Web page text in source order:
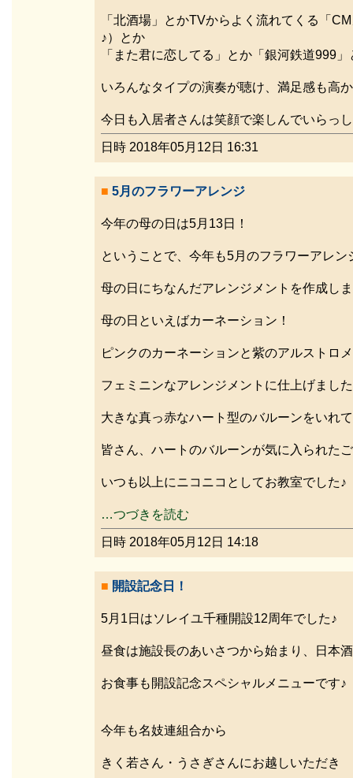
「北酒場」とかTVからよく流れてくる「
♪）とか
「また君に恋してる」とか「銀河鉄道999」
いろんなタイプの演奏が聴け、満足感も高
今日も入居者さんは笑顔で楽しんでいらっ
日時 2018年05月12日 16:31
■ 5月のフラワーアレンジ
今年の母の日は5月13日！
ということで、今年も5月のフラワーアレン
母の日にちなんだアレンジメントを作成し
母の日といえばカーネーション！
ピンクのカーネーションと紫のアルストロ
フェミニンなアレンジメントに仕上げまし
大きな真っ赤なハート型のバルーンをいれ
皆さん、ハートのバルーンが気に入られた
いつも以上にニコニコとしてお教室でした♪
…つづきを読む
日時 2018年05月12日 14:18
■ 開設記念日！
5月1日はソレイユ千種開設12周年でした♪
昼食は施設長のあいさつから始まり、日本
お食事も開設記念スペシャルメニューです♪
今年も名妓連組合から
きく若さん・うさぎさんにお越しいただき